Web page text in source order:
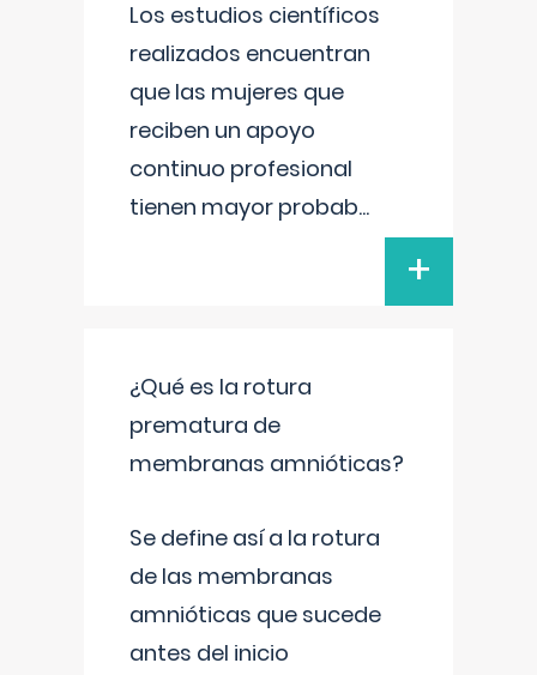
Los estudios científicos
realizados encuentran
que las mujeres que
reciben un apoyo
continuo profesional
tienen mayor probab...
+
¿Qué es la rotura
prematura de
membranas amnióticas?
Se define así a la rotura
de las membranas
amnióticas que sucede
antes del inicio